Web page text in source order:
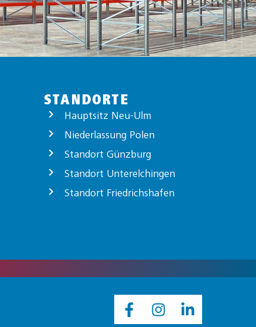
STANDORTE
Hauptsitz Neu-Ulm
Niederlassung Polen
Standort Günzburg
Standort Unterelchingen
Standort Friedrichshafen